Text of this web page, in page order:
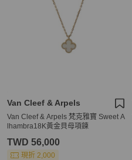
Van Cleef & Arpels
Van Cleef & Arpels 梵克雅寶 Sweet A
lhambra18K黃金貝母項鍊
TWD 56,000
現折 2,000